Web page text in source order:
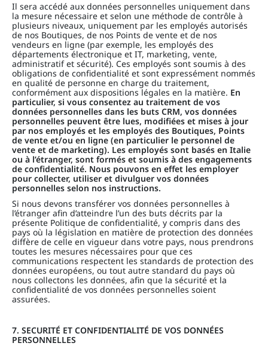
Il sera accédé aux données personnelles uniquement dans
la mesure nécessaire et selon une méthode de contrôle à
plusieurs niveaux, uniquement par les employés autorisés
de nos Boutiques, de nos Points de vente et de nos
vendeurs en ligne (par exemple, les employés des
départements électronique et IT, marketing, vente,
administratif et sécurité). Ces employés sont soumis à des
obligations de confidentialité et sont expressément nommés
en qualité de personne en charge du traitement,
conformément aux dispositions légales en la matière. En
particulier, si vous consentez au traitement de vos
données personnelles dans les buts CRM, vos données
personnelles peuvent être lues, modifiées et mises à jour
par nos employés et les employés des Boutiques, Points
de vente et/ou en ligne (en particulier le personnel de
vente et de marketing). Les employés sont basés en Italie
ou à l’étranger, sont formés et soumis à des engagements
de confidentialité. Nous pouvons en effet les employer
pour collecter, utiliser et divulguer vos données
personnelles selon nos instructions.
Si nous devons transférer vos données personnelles à
l’étranger afin d’atteindre l’un des buts décrits par la
présente Politique de confidentialité, y compris dans des
pays où la législation en matière de protection des données
diffère de celle en vigueur dans votre pays, nous prendrons
toutes les mesures nécessaires pour que ces
communications respectent les standards de protection des
données européens, ou tout autre standard du pays où
nous collectons les données, afin que la sécurité et la
confidentialité de vos données personnelles soient
assurées.
7. SECURITÉ ET CONFIDENTIALITÉ DE VOS DONNÉES
PERSONNELLES